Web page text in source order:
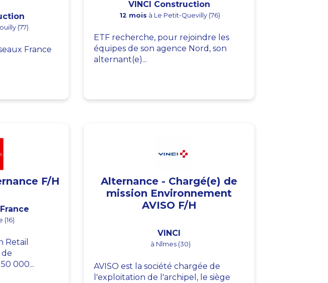
(77)
France
VINCI Construction
12 mois à Le Petit-Quevilly (76)
ETF recherche, pour rejoindre les
équipes de son agence Nord, son
alternant(e)...
F/H
(16)
Retail
000...
Alternance - Chargé(e) de
mission Environnement
AVISO F/H
VINCI
à Nîmes (30)
AVISO est la société chargée de
l'exploitation de l'archipel, le siège